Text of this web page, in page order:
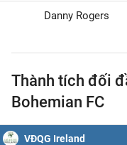
Danny Rogers
Thành tích đối
Bohemian FC
VĐQG Ireland